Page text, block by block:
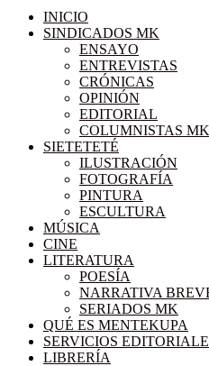
INICIO
SINDICADOS MK
ENSAYO
ENTREVISTAS
CRÓNICAS
OPINIÓN
EDITORIAL
COLUMNISTAS MK
SIETETETÉ
ILUSTRACIÓN
FOTOGRAFÍA
PINTURA
ESCULTURA
MÚSICA
CINE
LITERATURA
POESÍA
NARRATIVA
SERIADOS MK
QUÉ ES MENTEKUPA
SERVICIOS
LIBRERÍA